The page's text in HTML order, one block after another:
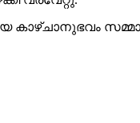
കാഴ്ചാനുഭവം